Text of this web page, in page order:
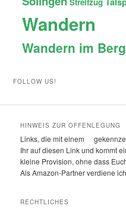
Wandern
Wandern im
FOLLOW US!
HINWEIS ZUR OFFENLEGUNG
Links, die mit einem
Ihr auf diesen Link und kommt
kleine Provision, ohne dass
Als Amazon-Partner verdiene
RECHTLICHES